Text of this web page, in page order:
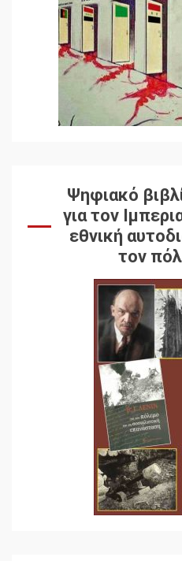
Ψηφιακό
για τον
εθνική
τον